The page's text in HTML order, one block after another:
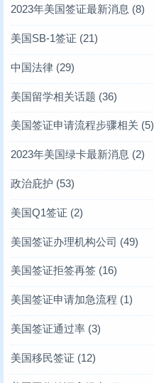
2023年美国签证最新消息 (8)
美国SB-1签证 (21)
中国法律 (29)
美国留学相关话题 (36)
美国签证申请流程步骤相关 (5)
2023年美国绿卡最新消息 (2)
政治庇护 (53)
美国Q1签证 (2)
美国签证办理机构公司 (49)
美国签证拒签再签 (16)
美国签证申请加急流程 (1)
美国签证通过率 (3)
美国移民签证 (12)